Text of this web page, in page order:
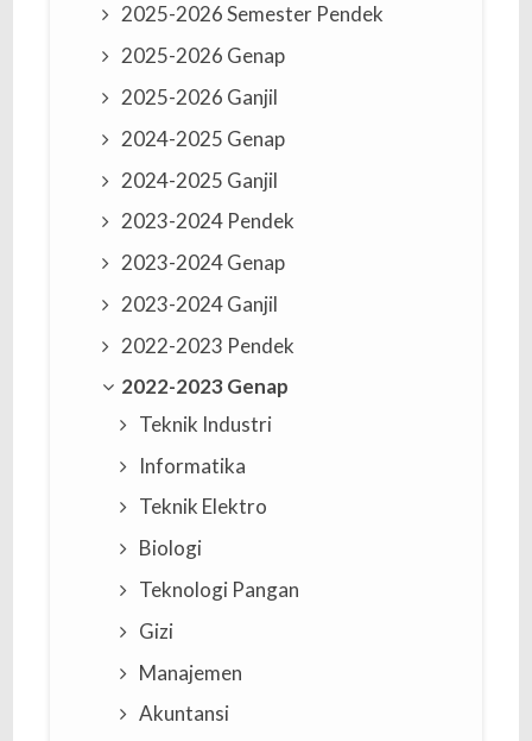
2025-2026 Semester Pendek
2025-2026 Genap
2025-2026 Ganjil
2024-2025 Genap
2024-2025 Ganjil
2023-2024 Pendek
2023-2024 Genap
2023-2024 Ganjil
2022-2023 Pendek
2022-2023 Genap
Teknik Industri
Informatika
Teknik Elektro
Biologi
Teknologi Pangan
Gizi
Manajemen
Akuntansi